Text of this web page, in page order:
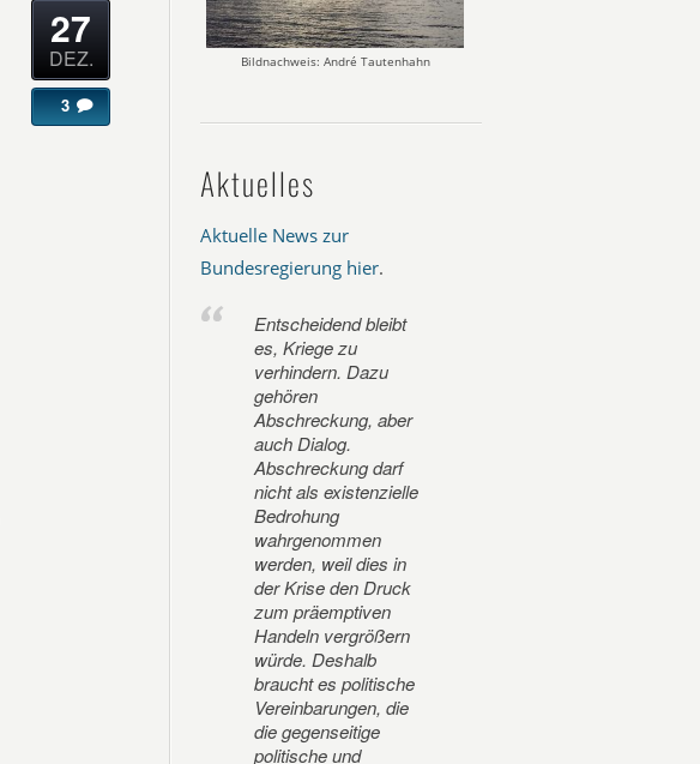
27
DEZ.
3
Bildnachweis: André Tautenhahn
Aktuelles
Aktuelle News zur
Bundesregierung hier.
Entscheidend bleibt
es, Kriege zu
verhindern. Dazu
gehören
Abschreckung, aber
auch Dialog.
Abschreckung darf
nicht als existenzielle
Bedrohung
wahrgenommen
werden, weil dies in
der Krise den Druck
zum präemptiven
Handeln vergrößern
würde. Deshalb
braucht es politische
Vereinbarungen, die
die gegenseitige
politische und